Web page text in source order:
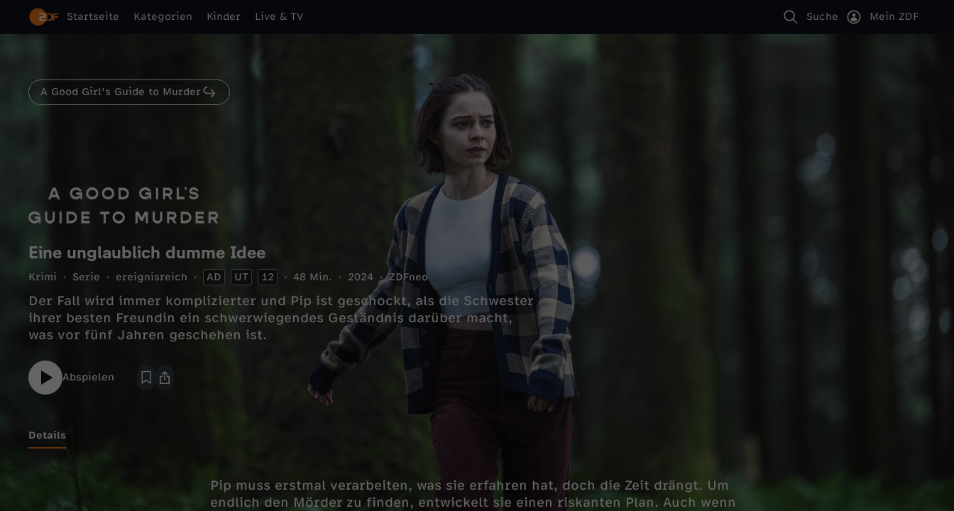
Startseite Kategorien Kinder Live & TV Suche Mein ZDF
A Good Girl's Guide to Murder
Eine unglaublich dumme Idee
Krimi Serie ereignisreich AD UT 12 48 Min. 2024 ZDFneo
Der Fall wird immer komplizierter und Pip ist geschockt, als die Schwester
ihrer besten Freundin ein schwerwiegendes Geständnis darüber macht,
was vor fünf Jahren geschehen ist.
Abspielen
Details
Pip muss erstmal verarbeiten, was sie erfahren hat, doch die Zeit drängt. Um
endlich den Mörder zu finden, entwickelt sie einen riskanten Plan. Auch wenn